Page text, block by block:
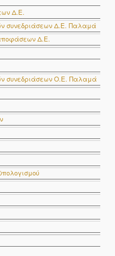
Δ.Ε.
συνεδριάσεων Δ.E. Παλαμά
Δ.Ε.
συνεδριάσεων Ο.E. Παλαμά